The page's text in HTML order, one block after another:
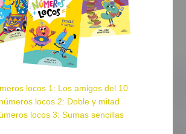
locos 1: Los amigos del 10
locos 2: Doble y mitad
locos 3: Sumas sencillas